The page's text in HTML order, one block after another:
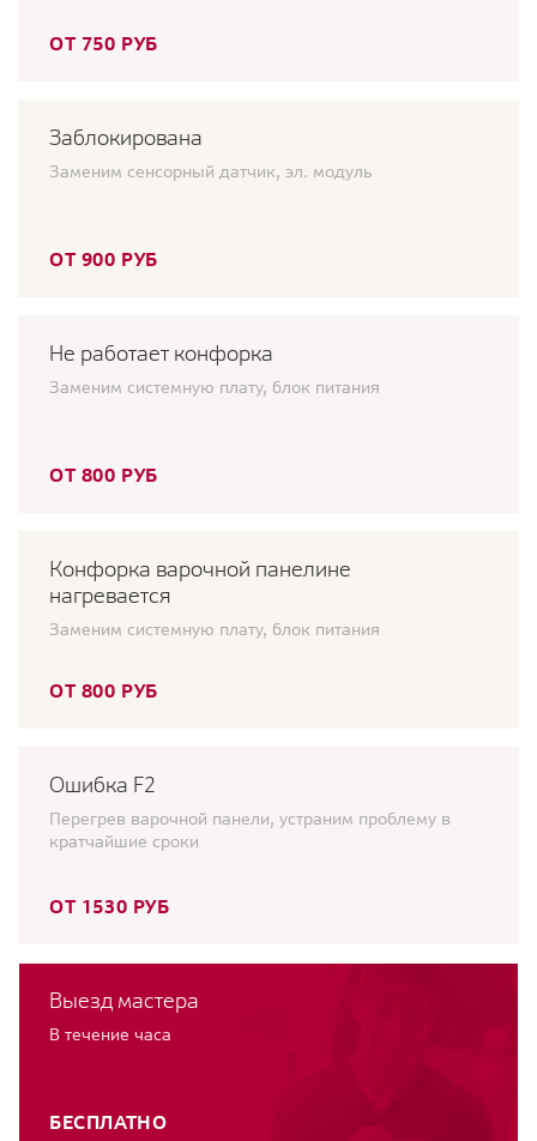
ОТ 750 РУБ
Заблокирована
Заменим сенсорный датчик, эл. модуль
ОТ 900 РУБ
Не работает конфорка
Заменим системную плату, блок питания
ОТ 800 РУБ
Конфорка варочной панелине
нагревается
Заменим системную плату, блок питания
ОТ 800 РУБ
Ошибка F2
Перегрев варочной панели, устраним проблему в
кратчайшие сроки
ОТ 1530 РУБ
Выезд мастера
В течение часа
БЕСПЛАТНО